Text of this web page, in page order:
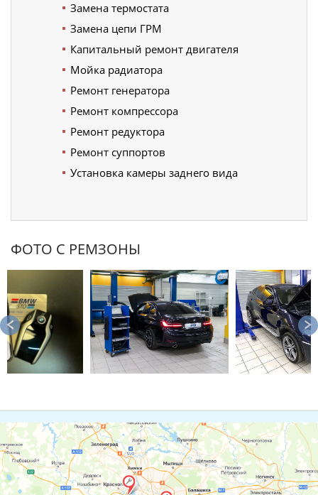
Замена термостата
Замена цепи ГРМ
Капитальный ремонт двигателя
Мойка радиатора
Ремонт генератора
Ремонт компрессора
Ремонт редуктора
Ремонт суппортов
Установка камеры заднего вида
ФОТО С РЕМЗОНЫ